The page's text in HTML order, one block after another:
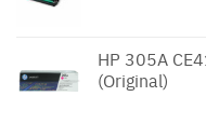
HP 305A
(Original)